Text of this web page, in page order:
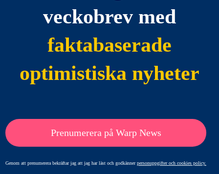
veckobrev med
faktabaserade
optimistiska nyheter
Prenumerera på Warp News
Genom att prenumerera bekräftar jag att jag har läst och godkännerpersonuppgifter och cookies policy.